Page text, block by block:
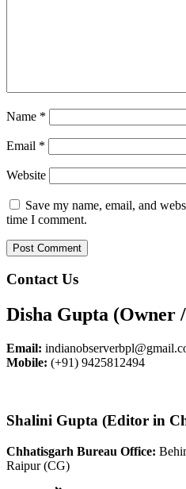
Name *
Email *
Website
Save my name, email, and
time I comment.
Contact Us
Disha Gupta (Owner
Email:
Mobile: (+91) 9425812494
Shalini Gupta (Editor in
Chhatisgarh Bureau Office:
Raipur (CG)